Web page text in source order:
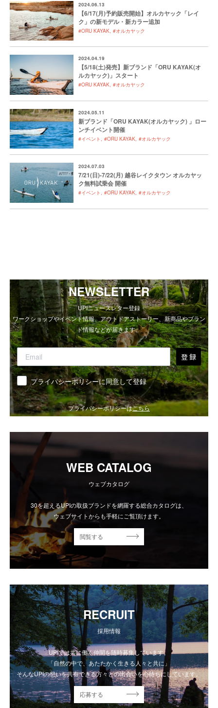
2024.06.13
【6/17(月)予約販売開始】オルカヤック「レイ
ク」の新モデル・新カラー追加
#ORU KAYAK #オルカヤック
2024.04.19
【5/18(土)発売】新ブランド「ORU KAYAK(オ
ルカヤック)」スタート
#ORU KAYAK #オルカヤック
2024.05.11
新ブランド「ORU KAYAK(オルカヤック) 」ロー
ンチイベント開催
#イベント #ORU KAYAK #オルカヤック
2024.07.03
7/21(日)-7/22(月) 越谷レイクタウン オルカヤッ
ク無料試乗会 開催
#イベント #ORU KAYAK #オルカヤック
NEWSLETTER
UPIニュースレター登録
ワークショップやイベント情報、アウトドアストーリー、新商品やブラン
ド情報などが届きます。
登 録
同意 プライバシーポリシーに同意して登録
プライバシーポリシーはこちら
WEB CATALOG
ウェブカタログ
30を超えるUPIの取扱ブランドを網羅する総合カタログは、
ウェブサイトからも手軽にご覧頂けます。
閲覧する
RECRUIT
採用情報
UPIでは共に働く仲間を随時募集しています。
「自然の中で、あたたかく生きる人々と共に」
そんなUPIの想いを共有できる方々との出会いを心待ちにしています。
応募する